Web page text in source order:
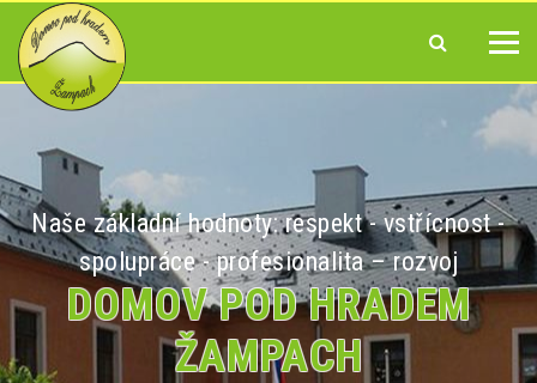
Naše základní hodnoty: respekt - vstřícnost -
spolupráce - profesionalita – rozvoj
DOMOV POD HRADEM
ŽAMPACH